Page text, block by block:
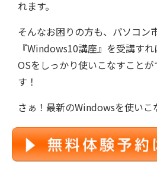
れます。
そんなお困りの方も、パソコン
『Windows10講座』を受講す
OSをしっかり使いこなすこと
す！
さぁ！最新のWindowsを使いこ